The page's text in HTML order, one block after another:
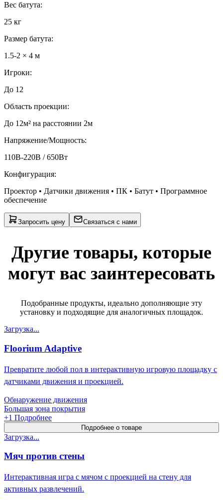
Вес батута:
25 кг
Размер батута:
1.5-2 × 4 м
Игроки:
До 12
Область проекции:
До 12м² на расстоянии 2м
Напряжение/Мощность:
110В-220В / 650Вт
Конфигурация:
Проектор • Датчики движения • ПК • Батут • Программное
обеспечение
Запросить цену Связаться с нами
Другие товары, которые
могут вас заинтересовать
Подобранные продукты, идеально дополняющие эту
установку и подходящие для аналогичных площадок.
Загрузка...
Floorium Adaptive
Превратите любой пол в интерактивную игровую площадку с
датчиками движения и проекцией.
Обнаружение движения
Большая зона покрытия
+1 Подробнее
Подробнее о товаре
Загрузка...
Мяч против стены
Интерактивная игра с мячом с проекцией на стену для
активных развлечений.